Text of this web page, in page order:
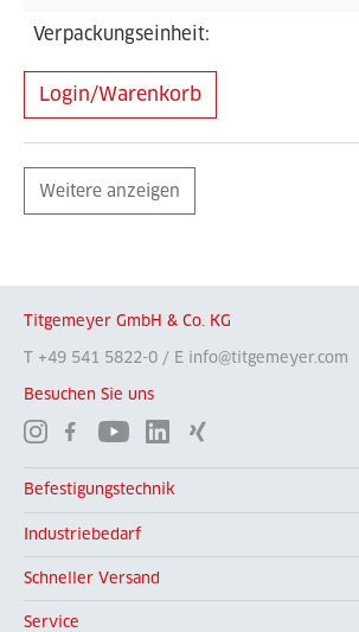
Verpackungseinheit:
Login/Warenkorb
Weitere anzeigen
Titgemeyer GmbH & Co. KG
T +49 541 5822-0 / E info@titgemeyer.com
Besuchen Sie uns
Befestigungstechnik
Industriebedarf
Schneller Versand
Service